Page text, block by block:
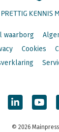
PRETTIG KENNIS
waarborg
Cookies
© 2026 Mainpress